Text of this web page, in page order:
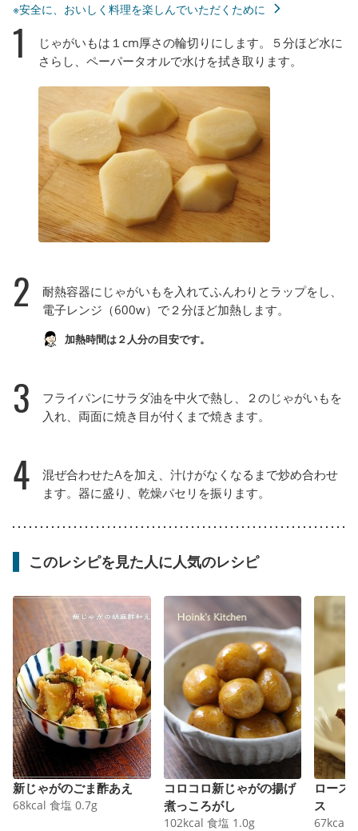
※安全に、おいしく料理を楽しんでいただくために
1
じゃがいもは１cm厚さの輪切りにします。５分ほど水に
さらし、ペーパータオルで水けを拭き取ります。
2
耐熱容器にじゃがいもを入れてふんわりとラップをし、
電子レンジ（600w）で２分ほど加熱します。
加熱時間は２人分の目安です。
3
フライパンにサラダ油を中火で熱し、２のじゃがいもを
入れ、両面に焼き目が付くまで焼きます。
4
混ぜ合わせたAを加え、汁けがなくなるまで炒め合わせ
ます。器に盛り、乾燥パセリを振ります。
このレシピを見た人に人気のレシピ
新じゃがのごま酢あえ
68kcal 食塩 0.7g
コロコロ新じゃがの揚げ
煮っころがし
102kcal 食塩 1.0g
ロース
ス
67kcal